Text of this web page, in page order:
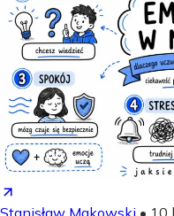
Stanisław Makowski • 10